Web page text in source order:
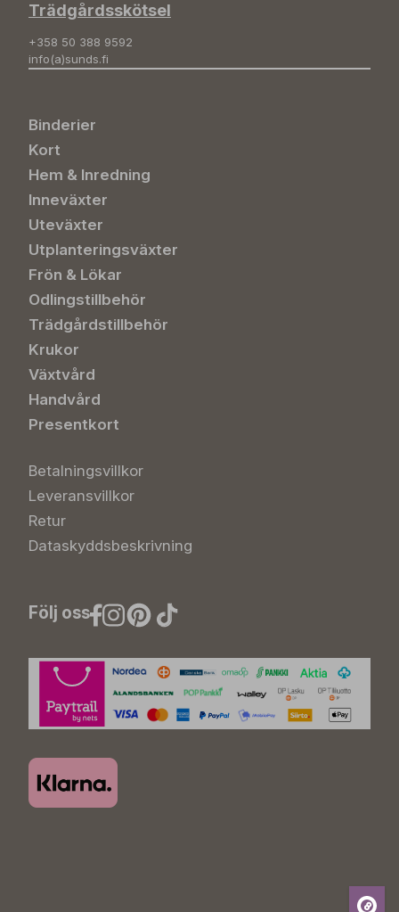
Trädgårdsskötsel
+358 50 388 9592
info(a)sunds.fi
Binderier
Kort
Hem & Inredning
Inneväxter
Uteväxter
Utplanteringsväxter
Frön & Lökar
Odlingstillbehör
Trädgårdstillbehör
Krukor
Växtvård
Handvård
Presentkort
Betalningsvillkor
Leveransvillkor
Retur
Dataskyddsbeskrivning
Följ oss